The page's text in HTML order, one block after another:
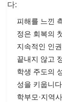
다:
피해를 느낀
정은 회복의
지속적인 인
끝내지 않고
학생 주도의
성을 키웁니
학부모·지역